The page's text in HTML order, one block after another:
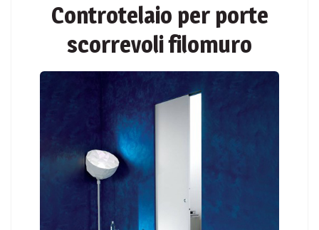
Controtelaio per porte
scorrevoli filomuro